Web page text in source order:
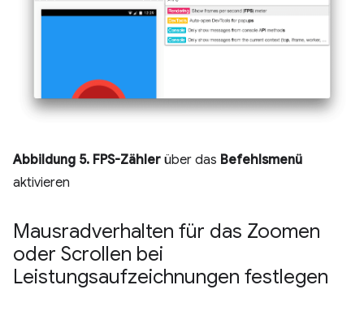
Abbildung 5. FPS-Zähler über das Befehlsmenü
aktivieren
Mausradverhalten für das Zoomen
oder Scrollen bei
Leistungsaufzeichnungen festlegen